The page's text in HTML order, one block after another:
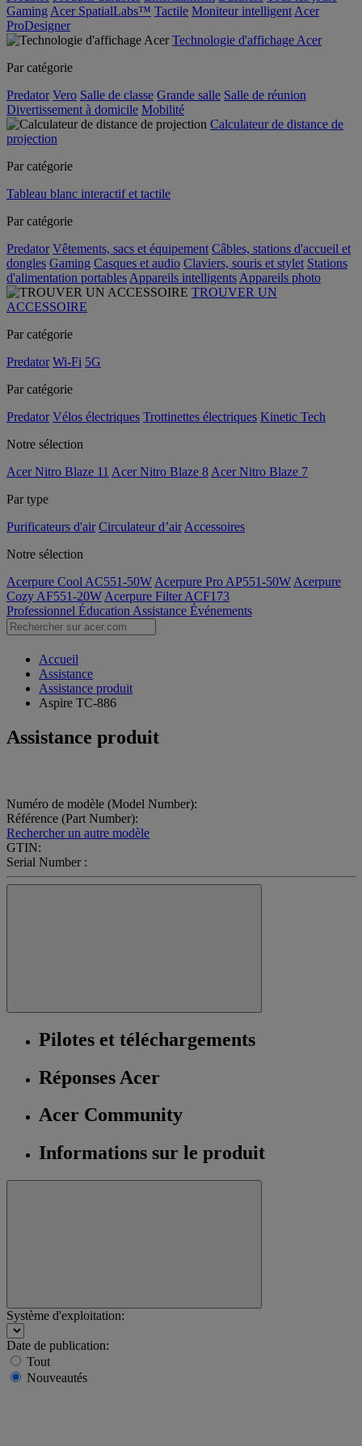
Gaming Acer SpatialLabs™ Tactile Moniteur intelligent Acer
ProDesigner
Technologie d'affichage Acer
Par catégorie
Predator Vero Salle de classe Grande salle Salle de réunion
Divertissement à domicile Mobilité
Calculateur de distance de
projection
Par catégorie
Tableau blanc interactif et tactile
Par catégorie
Predator Vêtements, sacs et équipement Câbles, stations d'accueil et
dongles Gaming Casques et audio Claviers, souris et stylet Stations
d'alimentation portables Appareils intelligents Appareils photo
TROUVER UN
ACCESSOIRE
Par catégorie
Predator Wi-Fi 5G
Par catégorie
Predator Vélos électriques Trottinettes électriques Kinetic Tech
Notre sélection
Acer Nitro Blaze 11 Acer Nitro Blaze 8 Acer Nitro Blaze 7
Par type
Purificateurs d'air Circulateur d’air Accessoires
Notre sélection
Acerpure Cool AC551-50W Acerpure Pro AP551-50W Acerpure
Cozy AF551-20W Acerpure Filter ACF173
Professionnel Éducation Assistance Événements
Accueil
Assistance
Assistance produit
Aspire TC-886
Assistance produit
Numéro de modèle (Model Number):
Référence (Part Number):
Rechercher un autre modèle
GTIN:
Serial Number :
Pilotes et téléchargements
Réponses Acer
Acer Community
Informations sur le produit
Système d'exploitation:
Date de publication:
Tout
Nouveautés